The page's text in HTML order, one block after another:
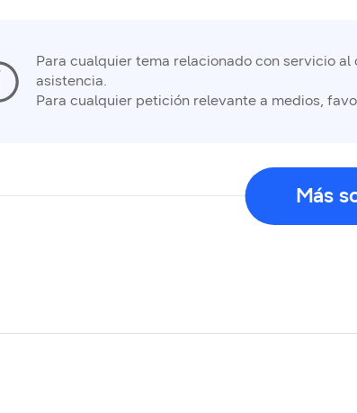
Para cualquier tema relacionado con servicio
asistencia.
Para cualquier petición relevante a medios,
Más